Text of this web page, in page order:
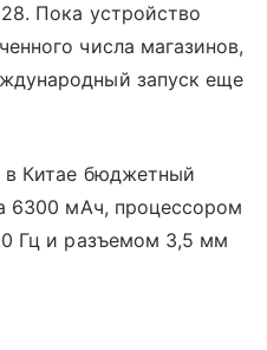
Пока устройство
числа магазинов,
запуск еще
в Китае бюджетный
6300 мАч, процессором
Гц и разъемом 3,5 мм